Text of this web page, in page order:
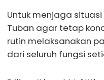
Untuk menjaga
Tuban agar tetap
rutin melaksanakan
dari seluruh fungsi